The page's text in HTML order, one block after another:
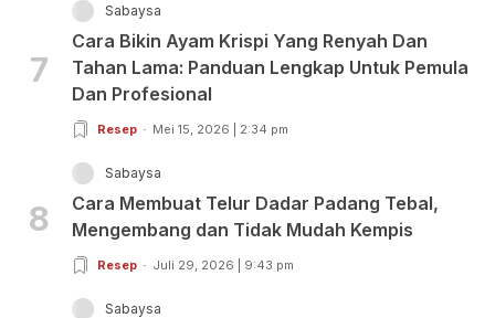
7
Sabaysa
Cara Bikin Ayam Krispi Yang Renyah Dan
Tahan Lama: Panduan Lengkap Untuk Pemula
Dan Profesional
Resep Mei 15, 2026 | 2:34 pm
8
Sabaysa
Cara Membuat Telur Dadar Padang Tebal,
Mengembang dan Tidak Mudah Kempis
Resep Juli 29, 2026 | 9:43 pm
Sabaysa